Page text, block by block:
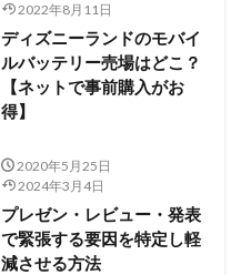
2022年8月11日
ディズニーランドのモバイ
ルバッテリー売場はどこ？
【ネットで事前購入がお
得】
2020年5月25日
2024年3月4日
プレゼン・レビュー・発表
で緊張する要因を特定し軽
減させる方法